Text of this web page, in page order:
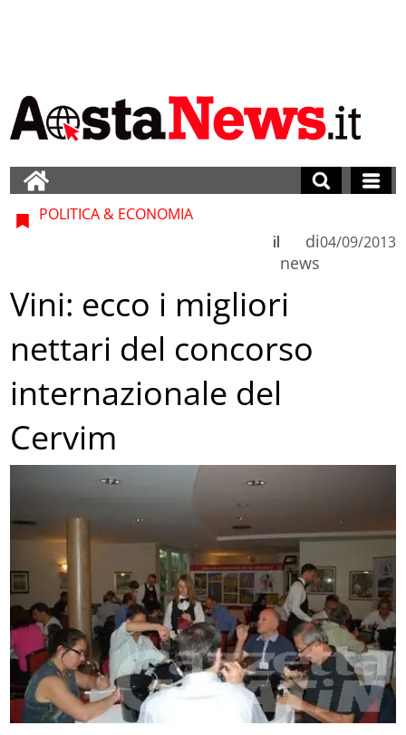
POLITICA & ECONOMIA
di
news
il 04/09/2013
Vini: ecco i migliori
nettari del concorso
internazionale del
Cervim